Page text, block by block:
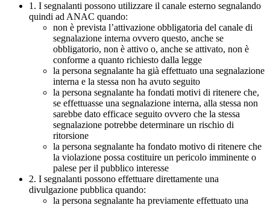
1. I segnalanti possono utilizzare il canale esterno segnalando
quindi ad ANAC quando:
non è prevista l’attivazione obbligatoria del canale di
segnalazione interna ovvero questo, anche se
obbligatorio, non è attivo o, anche se attivato, non è
conforme a quanto richiesto dalla legge
la persona segnalante ha già effettuato una segnalazione
interna e la stessa non ha avuto seguito
la persona segnalante ha fondati motivi di ritenere che,
se effettuasse una segnalazione interna, alla stessa non
sarebbe dato efficace seguito ovvero che la stessa
segnalazione potrebbe determinare un rischio di
ritorsione
la persona segnalante ha fondato motivo di ritenere che
la violazione possa costituire un pericolo imminente o
palese per il pubblico interesse
2. I segnalanti possono effettuare direttamente una
divulgazione pubblica quando:
la persona segnalante ha previamente effettuato una